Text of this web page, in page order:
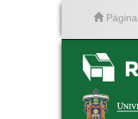
Página